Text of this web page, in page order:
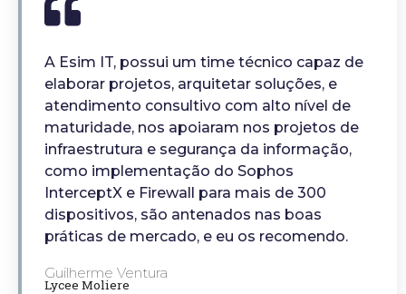
A Esim IT, possui um time técnico capaz de
elaborar projetos, arquitetar soluções, e
atendimento consultivo com alto nível de
maturidade, nos apoiaram nos projetos de
infraestrutura e segurança da informação,
como implementação do Sophos
InterceptX e Firewall para mais de 300
dispositivos, são antenados nas boas
práticas de mercado, e eu os recomendo.
Guilherme Ventura
Lycee Moliere